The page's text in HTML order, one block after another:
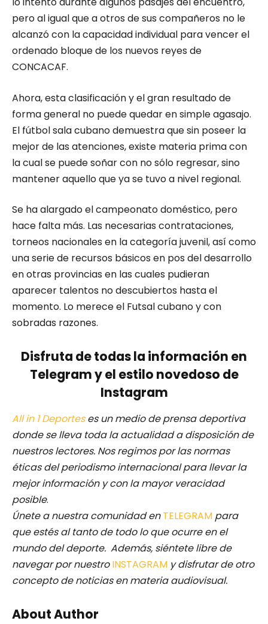
pero al igual que a otros de sus compañeros no le
alcanzó con la capacidad individual para vencer el
ordenado bloque de los nuevos reyes de
CONCACAF.
Ahora, esta clasificación y el gran resultado de
forma general no puede quedar en simple agasajo.
El fútbol sala cubano demuestra que sin poseer la
mejor de las atenciones, existe materia prima con
la cual se puede soñar con no sólo regresar, sino
mantener aquello que ya se tuvo a nivel regional.
Se ha alargado el campeonato doméstico, pero
hace falta más. Las necesarias contrataciones,
torneos nacionales en la categoría juvenil, así como
una serie de recursos básicos en pos del desarrollo
en otras provincias en las cuales pudieran
aparecer talentos no descubiertos hasta el
momento. Lo merece el Futsal cubano y con
sobradas razones.
Disfruta de todas la información en
Telegram y el estilo novedoso de
Instagram
All in 1 Deporteses un medio de prensa deportiva
donde se lleva toda la actualidad a disposición de
nuestros lectores. Nos regimos por las normas
éticas del periodismo internacional para llevar la
mejor información y con la mayor veracidad
posible.
Únete a nuestra comunidad enTELEGRAM para
que estés al tanto de todo lo que ocurre en el
mundo del deporte. Además, siéntete libre de
navegar por nuestro INSTAGRAM y disfrutar de otro
concepto de noticias en materia audiovisual.
About Author